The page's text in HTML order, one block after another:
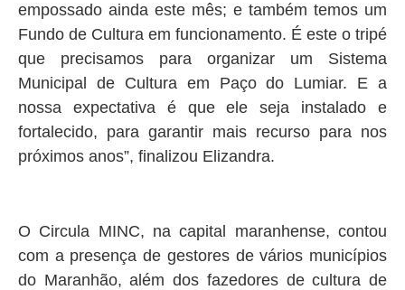
empossado ainda este mês; e também temos um
Fundo de Cultura em funcionamento. É este o tripé
que precisamos para organizar um Sistema
Municipal de Cultura em Paço do Lumiar. E a
nossa expectativa é que ele seja instalado e
fortalecido, para garantir mais recurso para nos
próximos anos”, finalizou Elizandra.
O Circula MINC, na capital maranhense, contou
com a presença de gestores de vários municípios
do Maranhão, além dos fazedores de cultura de